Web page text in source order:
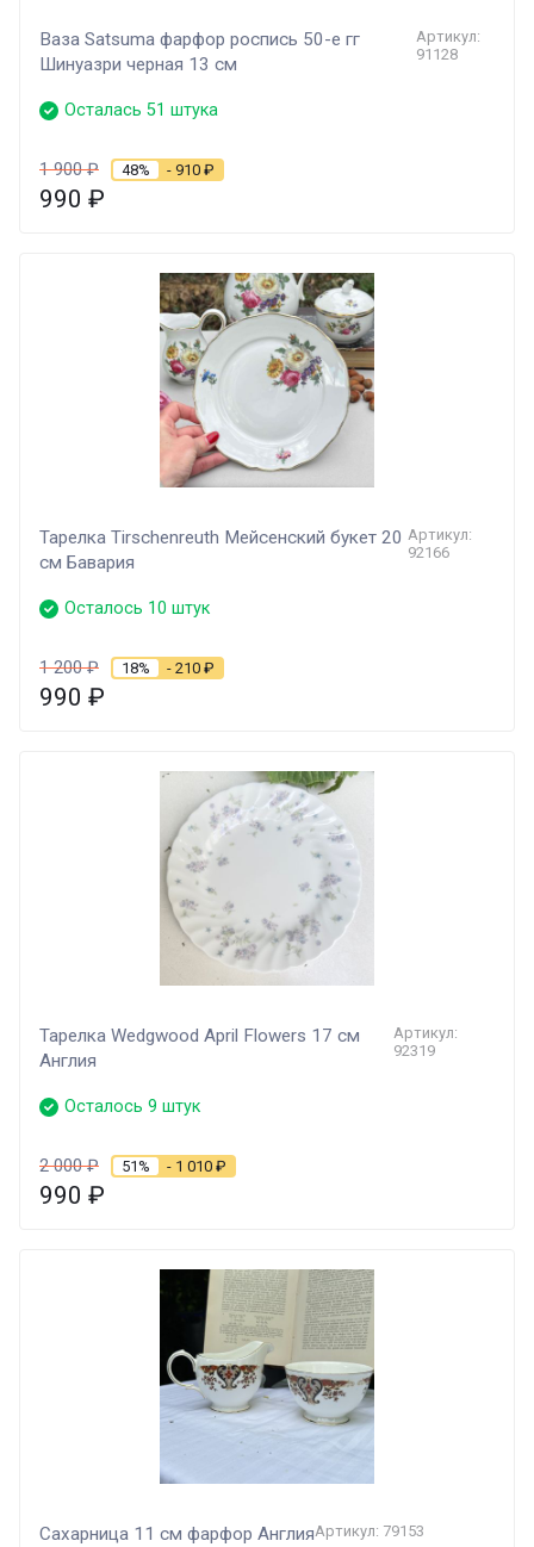
Ваза Satsuma фарфор роспись 50-е гг
Шинуазри черная 13 см
Артикул:
91128
Осталась 51 штука
1 900₽ 48% - 910 ₽
990 ₽
Тарелка Tirschenreuth Мейсенский букет 20
см Бавария
Артикул:
92166
Осталось 10 штук
1 200₽ 18% - 210 ₽
990 ₽
Тарелка Wedgwood April Flowers 17 см
Англия
Артикул:
92319
Осталось 9 штук
2 000₽ 51% - 1 010 ₽
990 ₽
Сахарница 11 см фарфор АнглияАртикул: 79153